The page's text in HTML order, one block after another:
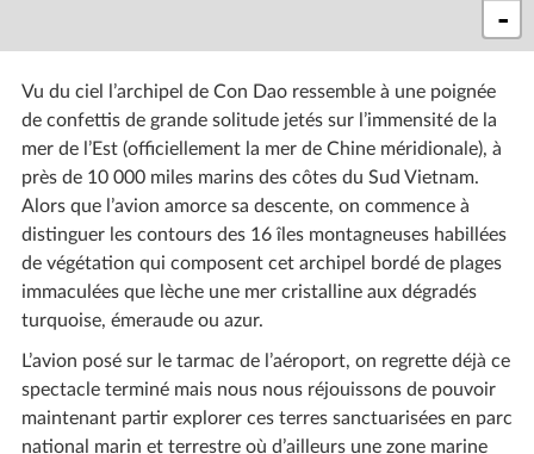
-
Vu du ciel l’archipel de Con Dao ressemble à une poignée
de confettis de grande solitude jetés sur l’immensité de la
mer de l’Est (officiellement la mer de Chine méridionale), à
près de 10 000 miles marins des côtes du Sud Vietnam.
Alors que l’avion amorce sa descente, on commence à
distinguer les contours des 16 îles montagneuses habillées
de végétation qui composent cet archipel bordé de plages
immaculées que lèche une mer cristalline aux dégradés
turquoise, émeraude ou azur.
L’avion posé sur le tarmac de l’aéroport, on regrette déjà ce
spectacle terminé mais nous nous réjouissons de pouvoir
maintenant partir explorer ces terres sanctuarisées en parc
national marin et terrestre où d’ailleurs une zone marine